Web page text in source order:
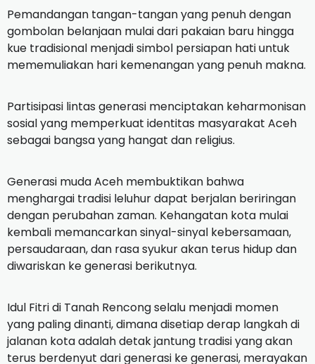
Pemandangan tangan-tangan yang penuh dengan
gombolan belanjaan mulai dari pakaian baru hingga
kue tradisional menjadi simbol persiapan hati untuk
mememuliakan hari kemenangan yang penuh makna.
Partisipasi lintas generasi menciptakan keharmonisan
sosial yang memperkuat identitas masyarakat Aceh
sebagai bangsa yang hangat dan religius.
Generasi muda Aceh membuktikan bahwa
menghargai tradisi leluhur dapat berjalan beriringan
dengan perubahan zaman. Kehangatan kota mulai
kembali memancarkan sinyal-sinyal kebersamaan,
persaudaraan, dan rasa syukur akan terus hidup dan
diwariskan ke generasi berikutnya.
Idul Fitri di Tanah Rencong selalu menjadi momen
yang paling dinanti, dimana disetiap derap langkah di
jalanan kota adalah detak jantung tradisi yang akan
terus berdenyut dari generasi ke generasi, merayakan